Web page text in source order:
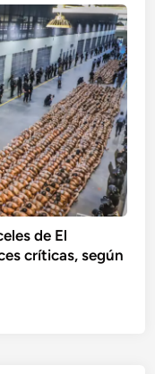
de El
críticas, según